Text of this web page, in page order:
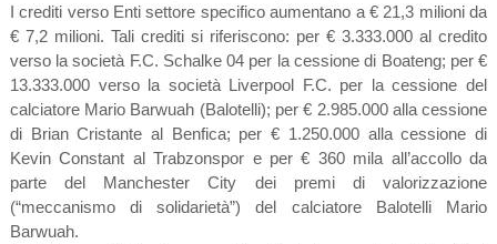
I crediti verso Enti settore specifico aumentano a € 21,3 milioni da
€ 7,2 milioni. Tali crediti si riferiscono: per € 3.333.000 al credito
verso la società F.C. Schalke 04 per la cessione di Boateng; per €
13.333.000 verso la società Liverpool F.C. per la cessione del
calciatore Mario Barwuah (Balotelli); per € 2.985.000 alla cessione
di Brian Cristante al Benfica; per € 1.250.000 alla cessione di
Kevin Constant al Trabzonspor e per € 360 mila all’accollo da
parte del Manchester City dei premi di valorizzazione
(“meccanismo di solidarietà”) del calciatore Balotelli Mario
Barwuah.